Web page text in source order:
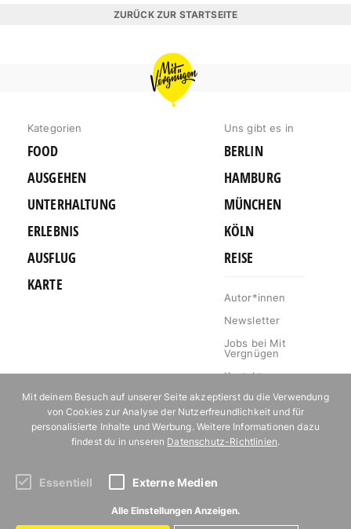
ZURÜCK ZUR STARTSEITE
MIT
VERGNÜGEN
BERLIN
Kategorien
FOOD
AUSGEHEN
UNTERHALTUNG
ERLEBNIS
AUSFLUG
KARTE
Uns gibt es in
BERLIN
HAMBURG
MÜNCHEN
KÖLN
REISE
Autor*innen
Newsletter
Jobs bei Mit
Vergnügen
Kontakt
Mediakit
Impressum
Datenschutz
Abonniere unseren Newsletter!
Mit deinem Besuch auf unserer Seite akzeptierst du die Verwendung
von Cookies zur Analyse der Nutzerfreundlichkeit und für
personalisierte Inhalte und Werbung. Weitere Informationen dazu
findest du in unseren Datenschutz-Richtlinien.
Essentiell Externe Medien
Alle Einstellungen Anzeigen.